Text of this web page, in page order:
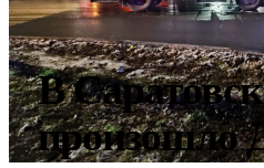
В
произошло